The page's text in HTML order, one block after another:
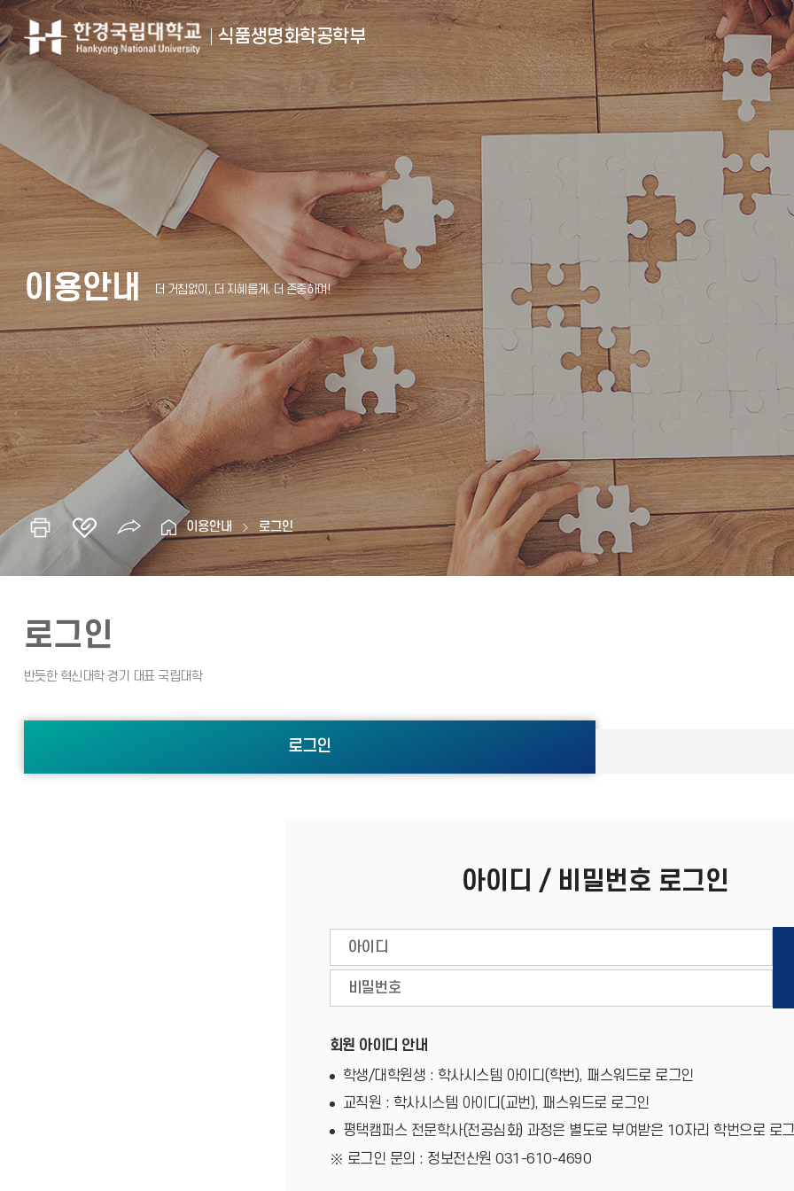
식품생명화학공학부
이용안내
이용안내 로그인
로그인
로그인
아이디 / 비밀번호 로그인
회원 아이디 안내
학생/대학원생 : 학사시스템 아이디(학번), 패스워드로 로그인
교직원 : 학사시스템 아이디(교번), 패스워드로 로그인
평택캠퍼스 전문학사(전공심화) 과정은 별도로 부여받은 10자리 학번으로 로
로그인 문의 : 정보전산원 031-610-4690